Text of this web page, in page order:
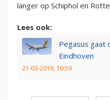
langer op Schiphol en
Lees ook:
Pegasus gaat
Eindhoven
21-03-2019, 10:59